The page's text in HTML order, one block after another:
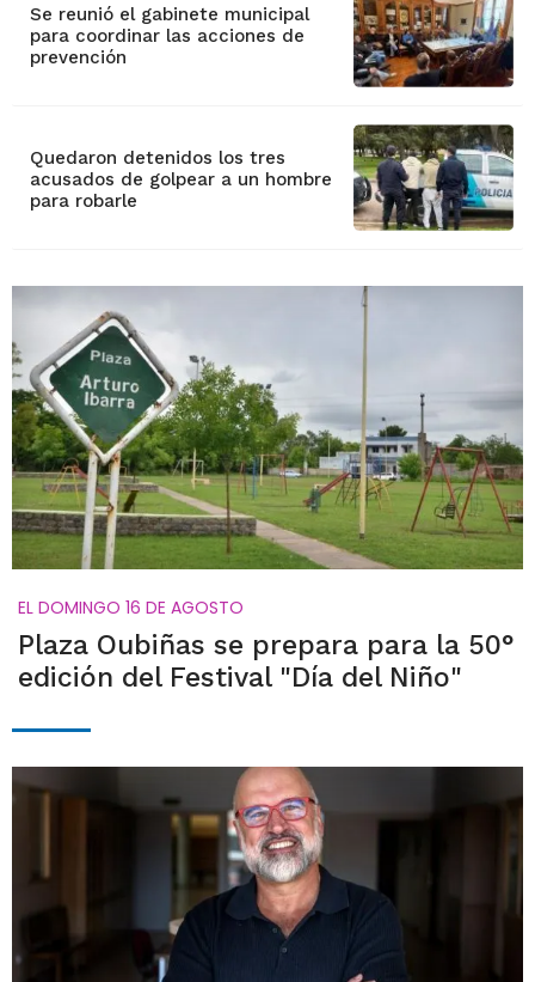
Se reunió el gabinete municipal
para coordinar las acciones de
prevención
Quedaron detenidos los tres
acusados de golpear a un hombre
para robarle
EL DOMINGO 16 DE AGOSTO
Plaza Oubiñas se prepara para la 50°
edición del Festival "Día del Niño"